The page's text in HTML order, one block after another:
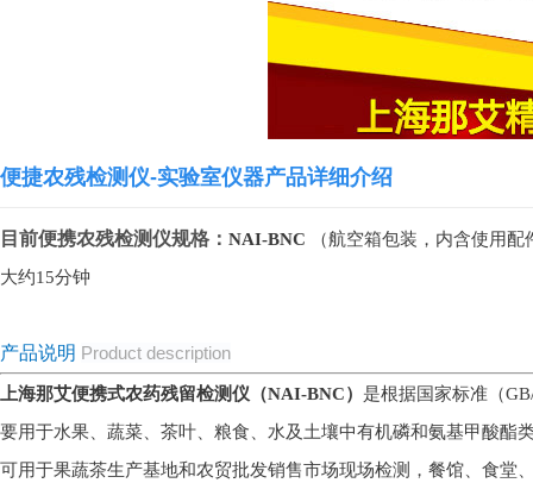
便捷农残检测仪-实验室仪器产品详细介绍
目前便携农残检测仪规格： NAI-BNC （航空箱包装，内含使用配
大约15分钟
产品说明 Product description
上海那艾便携式农药残留检测仪（NAI-BNC） 是根据国家标准（
要用于水果、蔬菜、茶叶、粮食、水及土壤中有机磷和氨基甲酸
可用于果蔬茶生产基地和农贸批发销售市场现场检测，餐馆、食堂